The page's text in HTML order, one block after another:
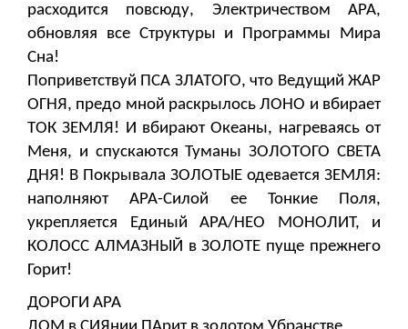
расходится повсюду, Электричеством АРА,
обновляя все Структуры и Программы Мира
Сна!
Поприветствуй ПСА ЗЛАТОГО, что Ведущий ЖАР
ОГНЯ, предо мной раскрылось ЛОНО и вбирает
ТОК ЗЕМЛЯ! И вбирают Океаны, нагреваясь от
Меня, и спускаются Туманы ЗОЛОТОГО СВЕТА
ДНЯ! В Покрывала ЗОЛОТЫЕ одевается ЗЕМЛЯ:
наполняют АРА-Силой ее Тонкие Поля,
укрепляется Единый АРА/НЕО МОНОЛИТ, и
КОЛОСС АЛМАЗНЫЙ в ЗОЛОТЕ пуще прежнего
Горит!
ДОРОГИ АРА